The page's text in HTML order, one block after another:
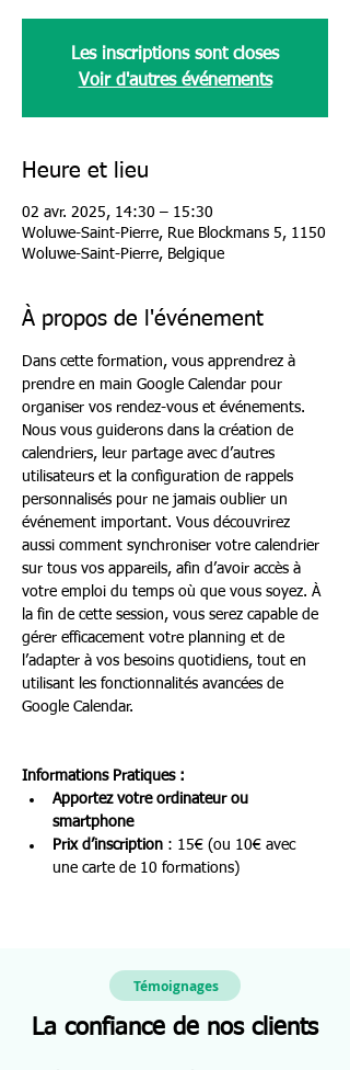
Les inscriptions sont closes
Voir d'autres événements
Heure et lieu
02 avr. 2025, 14:30 – 15:30
Woluwe-Saint-Pierre, Rue Blockmans 5, 1150
Woluwe-Saint-Pierre, Belgique
À propos de l'événement
Dans cette formation, vous apprendrez à
prendre en main Google Calendar pour
organiser vos rendez-vous et événements.
Nous vous guiderons dans la création de
calendriers, leur partage avec d’autres
utilisateurs et la configuration de rappels
personnalisés pour ne jamais oublier un
événement important. Vous découvrirez
aussi comment synchroniser votre calendrier
sur tous vos appareils, afin d’avoir accès à
votre emploi du temps où que vous soyez. À
la fin de cette session, vous serez capable de
gérer efficacement votre planning et de
l’adapter à vos besoins quotidiens, tout en
utilisant les fonctionnalités avancées de
Google Calendar.
Informations Pratiques :
Apportez votre ordinateur ou
smartphone
Prix d’inscription : 15€ (ou 10€ avec
une carte de 10 formations)
Témoignages
La confiance de nos clients